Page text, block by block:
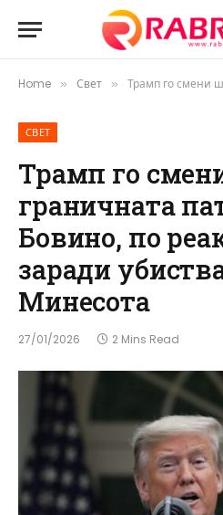
Home » Свет » Трамп го смени шефот на
СВЕТ
Трамп го
граничната
Бовино, по
заради
Минесота
27/01/2026 2 Mins Read